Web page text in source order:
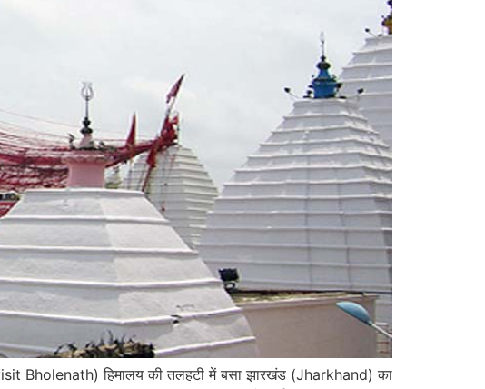
Bholenath) हिमालय की तलहटी में बसा झारखंड (Jharkhand) का